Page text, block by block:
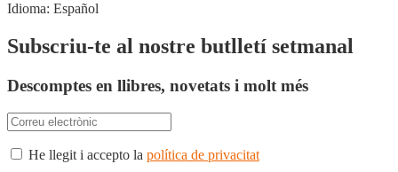
Idioma: Español
Subscriu-te al nostre butlletí setmanal
Descomptes en llibres, novetats i molt més
He llegit i accepto la política de privacitat